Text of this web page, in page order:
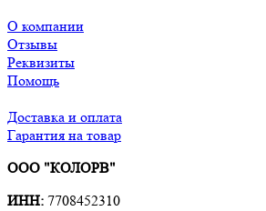
О компании
Отзывы
Реквизиты
Помощь
Доставка и оплата
Гарантия на товар
ООО "КОЛОРВ"
ИНН: 7708452310